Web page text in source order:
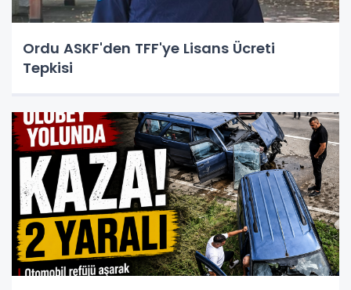
Ordu ASKF'den TFF'ye Lisans Ücreti
Tepkisi